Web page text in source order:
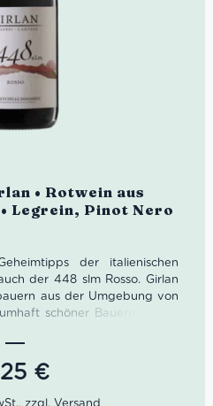
• Rotwein aus
Legrein, Pinot Nero
der italienischen
der 448 slm Rosso. Girlan
aus der Umgebung von
schöner Bauernhof aus
bieten optimale
der Weine. Heute sind
€